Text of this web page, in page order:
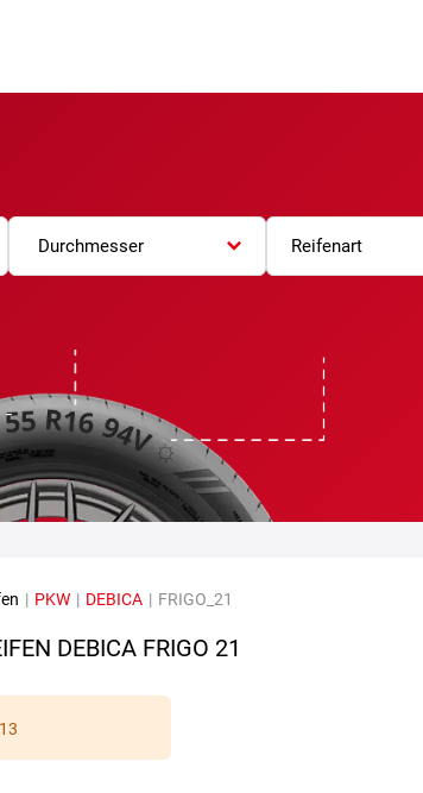
Durchmesser Reifenart
| PKW | DEBICA | FRIGO_21
DEBICA FRIGO 21